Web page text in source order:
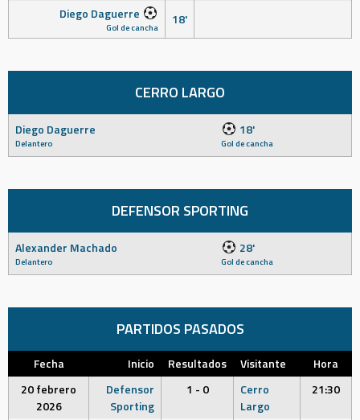
Diego Daguerre
Gol de cancha 18'
CERRO LARGO
Diego Daguerre
Delantero
18'
Gol de cancha
DEFENSOR SPORTING
Alexander Machado
Delantero
28'
Gol de cancha
PARTIDOS PASADOS
Fecha Inicio Resultados Visitante
Hora
20 febrero
2026
Defensor
Sporting
1 - 0
Cerro
Largo
21:30